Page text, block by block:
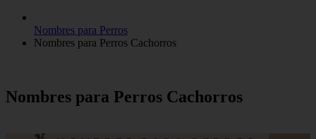
Nombres para Perros
Nombres para Perros Cachorros
Nombres para Perros Cachorros